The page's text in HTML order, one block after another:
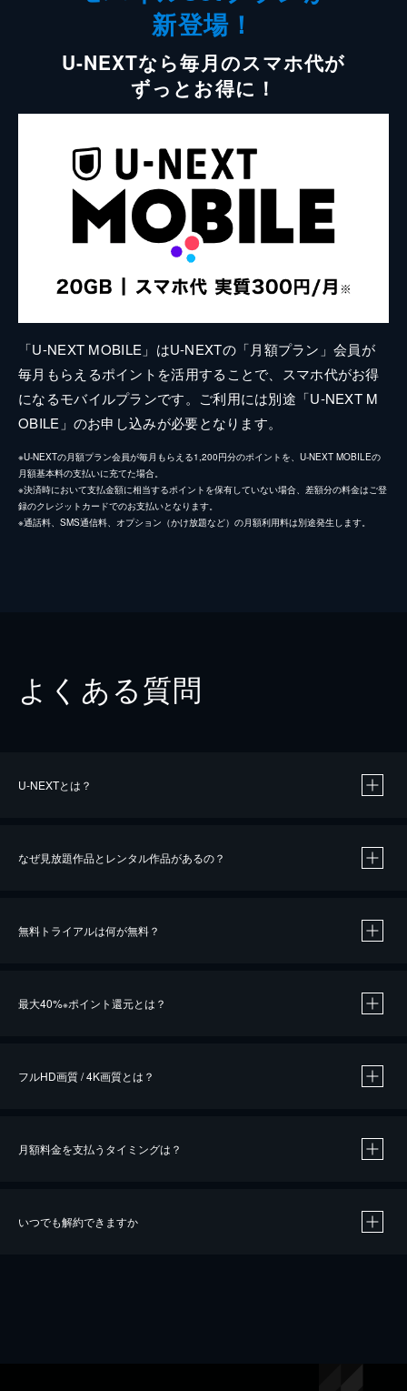
新登場！
U-NEXTなら毎月のスマホ代が
ずっとお得に！
「U-NEXT MOBILE」はU-NEXTの「月額プラン」会員が
毎月もらえるポイントを活用することで、スマホ代がお得
になるモバイルプランです。ご利用には別途「U-NEXT M
OBILE」のお申し込みが必要となります。
※U-NEXTの月額プラン会員が毎月もらえる1,200円分のポイントを、U-NEXT MOBILEの
月額基本料の支払いに充てた場合。
※決済時において支払金額に相当するポイントを保有していない場合、差額分の料金はご登
録のクレジットカードでのお支払いとなります。
※通話料、SMS通信料、オプション（かけ放題など）の月額利用料は別途発生します。
よくある質問
U-NEXTとは？
なぜ見放題作品とレンタル作品があるの？
無料トライアルは何が無料？
最大40%※ポイント還元とは？
※40％ポイント還元の対象は、クレジットカード決済による作品の購入 / レンタルです。
iOSアプリのUコイン決済による作品の購入 / レンタルは、20％のポイント還元です。
フルHD画質 / 4K画質とは？
月額料金を支払うタイミングは？
いつでも解約できますか